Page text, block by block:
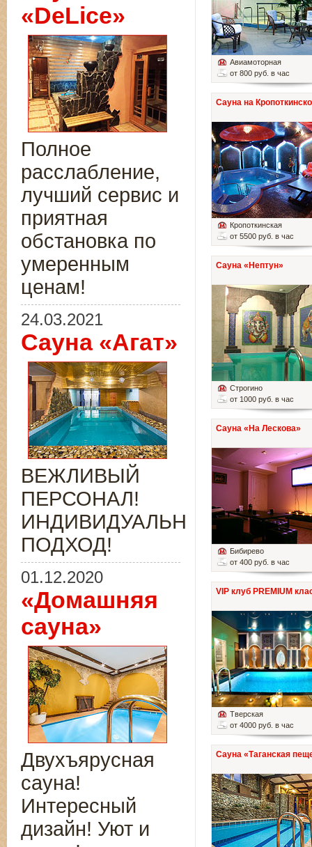
Авиамоторная
от 800 руб. в час
Сауна на
Кропоткинская
от 5500 руб. в час
Сауна «Нептун»
Строгино
от 1000 руб. в час
Сауна «На Лескова»
Бибирево
от 400 руб. в час
VIP клуб PREMIUM
Тверская
от 4000 руб. в час
Сауна «Таганская
«DeLice»
Полное
расслабление,
лучший сервис и
приятная
обстановка по
умеренным
ценам!
24.03.2021
Сауна «Агат»
ВЕЖЛИВЫЙ
ПЕРСОНАЛ!
ИНДИВИДУАЛЬНЫЙ
ПОДХОД!
01.12.2020
«Домашняя
сауна»
Двухъярусная
сауна!
Интересный
дизайн! Уют и